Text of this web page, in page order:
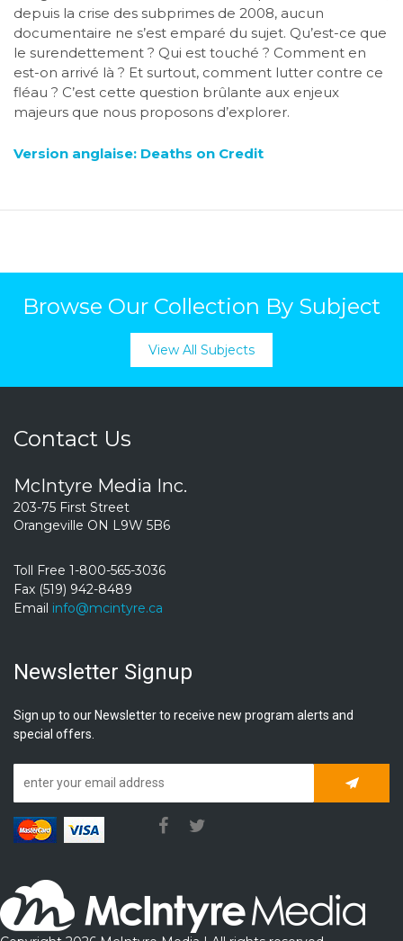
depuis la crise des subprimes de 2008, aucun
documentaire ne s’est emparé du sujet. Qu’est-ce que
le surendettement ? Qui est touché ? Comment en
est-on arrivé là ? Et surtout, comment lutter contre ce
fléau ? C’est cette question brûlante aux enjeux
majeurs que nous proposons d’explorer.
Version anglaise: Deaths on Credit
Browse Our Collection By Subject
View All Subjects
Contact Us
McIntyre Media Inc.
203-75 First Street
Orangeville ON L9W 5B6
Toll Free 1-800-565-3036
Fax (519) 942-8489
Email info@mcintyre.ca
Newsletter Signup
Sign up to our Newsletter to receive new program alerts and
special offers.